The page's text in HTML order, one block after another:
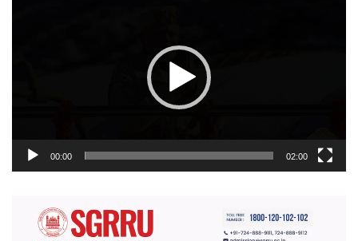
00:00 02:00